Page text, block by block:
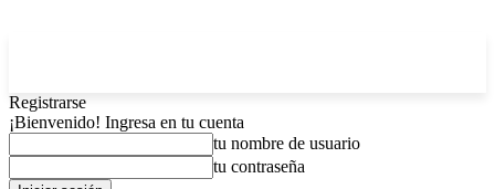
Registrarse
¡Bienvenido! Ingresa en tu cuenta
tu nombre de usuario
tu contraseña